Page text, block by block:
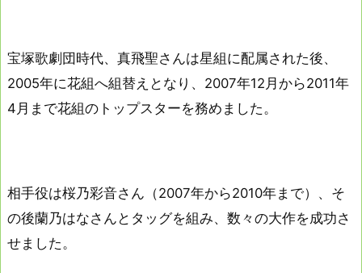
宝塚歌劇団時代、真飛聖さんは星組に配属された後、
2005年に花組へ組替えとなり、2007年12月から2011年
4月まで花組のトップスターを務めました。
相手役は桜乃彩音さん（2007年から2010年まで）、そ
の後蘭乃はなさんとタッグを組み、数々の大作を成功さ
せました。